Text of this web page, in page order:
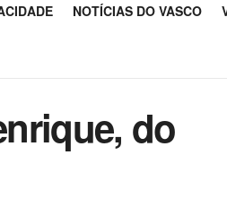
NOTÍCIAS DO VASCO
do